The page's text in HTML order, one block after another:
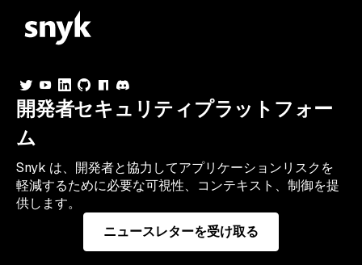
開発者セキュリティプラットフォー
ム
Snyk は、開発者と協力してアプリケーションリスクを
軽減するために必要な可視性、コンテキスト、制御を提
供します。
ニュースレターを受け取る